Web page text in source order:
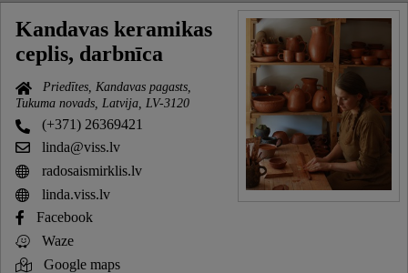
Kandavas keramikas
ceplis, darbnīca
Priedītes, Kandavas pagasts,
Tukuma novads, Latvija, LV-3120
(+371) 26369421
linda@viss.lv
radosaismirklis.lv
linda.viss.lv
Facebook
Waze
Google maps